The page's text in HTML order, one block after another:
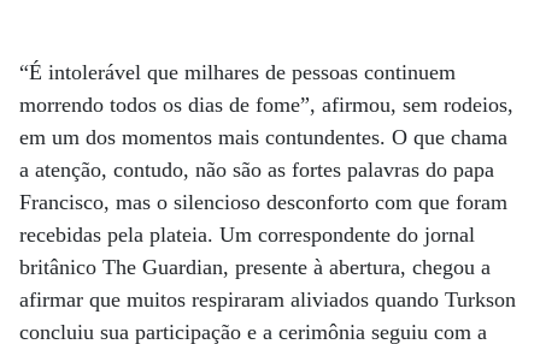
“É intolerável que milhares de pessoas continuem
morrendo todos os dias de fome”, afirmou, sem rodeios,
em um dos momentos mais contundentes. O que chama
a atenção, contudo, não são as fortes palavras do papa
Francisco, mas o silencioso desconforto com que foram
recebidas pela plateia. Um correspondente do jornal
britânico The Guardian, presente à abertura, chegou a
afirmar que muitos respiraram aliviados quando Turkson
concluiu sua participação e a cerimônia seguiu com a